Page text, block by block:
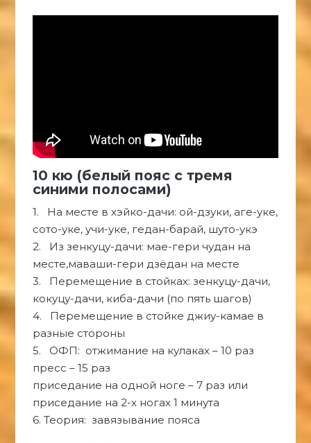
10 кю (белый пояс с тремя
синими полосами)
1. На месте в хэйко-дачи: ой-дзуки, аге-уке,
сото-уке, учи-уке, гедан-барай, шуто-укэ
2. Из зенкуцу-дачи: мае-гери чудан на
месте,маваши-гери дзёдан на месте
3. Перемещение в стойках: зенкуцу-дачи,
кокуцу-дачи, киба-дачи (по пять шагов)
4. Перемещение в стойке джиу-камае в
разные стороны
5. ОФП: отжимание на кулаках – 10 раз
пресс – 15 раз
приседание на одной ноге – 7 раз или
приседание на 2-х ногах 1 минута
6. Теория: завязывание пояса